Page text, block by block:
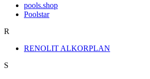
pools.shop
Poolstar
R
RENOLIT ALKORPLAN
S